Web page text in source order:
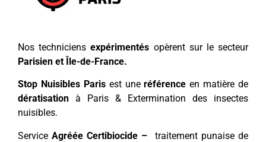
Nos techniciensexpérimentés opèrent sur le secteur
Parisien et Île-de-France.
Stop Nuisibles Parisest uneréférence en matière de
dératisation à Paris & Extermination des insectes
nuisibles.
Service Agréée Certibiocide –
traitement punaise de